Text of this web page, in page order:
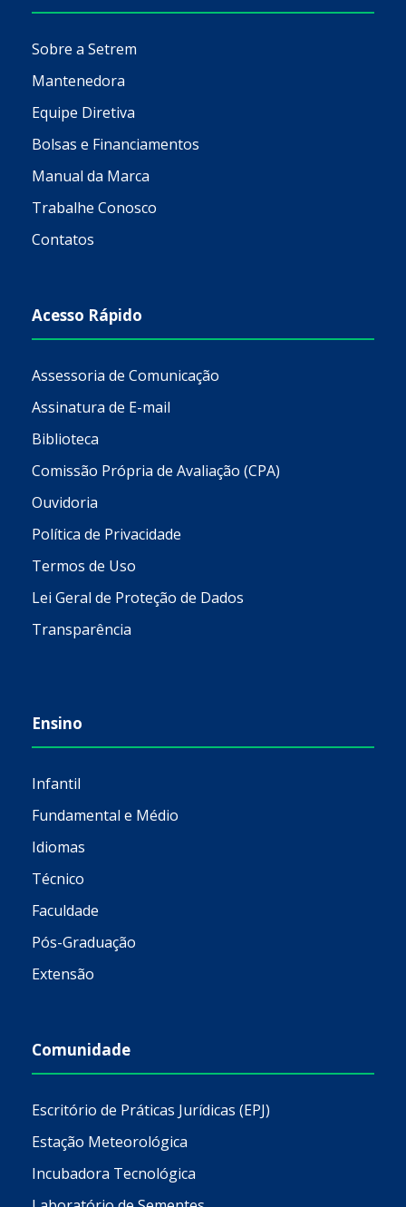
Sobre a Setrem
Mantenedora
Equipe Diretiva
Bolsas e Financiamentos
Manual da Marca
Trabalhe Conosco
Contatos
Acesso Rápido
Assessoria de Comunicação
Assinatura de E-mail
Biblioteca
Comissão Própria de Avaliação (CPA)
Ouvidoria
Política de Privacidade
Termos de Uso
Lei Geral de Proteção de Dados
Transparência
Ensino
Infantil
Fundamental e Médio
Idiomas
Técnico
Faculdade
Pós-Graduação
Extensão
Comunidade
Escritório de Práticas Jurídicas (EPJ)
Estação Meteorológica
Incubadora Tecnológica